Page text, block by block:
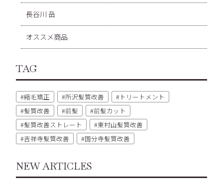
長谷川 岳
オススメ商品
TAG
縮毛矯正 所沢髪質改善
トリートメント
髪質改善
前髪
前髪カット
髪質改善ストレート
東村山髪質改善
吉祥寺髪質改善
国分寺髪質改善
NEW ARTICLES